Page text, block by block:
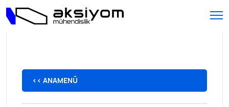
<< ANAMENÜ